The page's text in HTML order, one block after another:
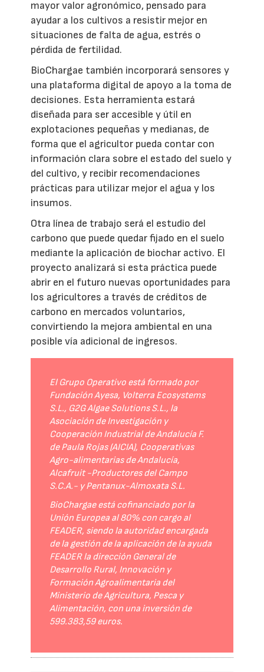
mayor valor agronómico, pensado para
ayudar a los cultivos a resistir mejor en
situaciones de falta de agua, estrés o
pérdida de fertilidad.
BioChargae también incorporará sensores y
una plataforma digital de apoyo a la toma de
decisiones. Esta herramienta estará
diseñada para ser accesible y útil en
explotaciones pequeñas y medianas, de
forma que el agricultor pueda contar con
información clara sobre el estado del suelo y
del cultivo, y recibir recomendaciones
prácticas para utilizar mejor el agua y los
insumos.
Otra línea de trabajo será el estudio del
carbono que puede quedar fijado en el suelo
mediante la aplicación de biochar activo. El
proyecto analizará si esta práctica puede
abrir en el futuro nuevas oportunidades para
los agricultores a través de créditos de
carbono en mercados voluntarios,
convirtiendo la mejora ambiental en una
posible vía adicional de ingresos.
El Grupo Operativo está formado por
Fundación Ayesa, Volterra Ecosystems
S.L., G2G Algae Solutions S.L., la
Asociación de Investigación y
Cooperación Industrial de Andalucía F.
de Paula Rojas (AICIA), Cooperativas
Agro-alimentarias de Andalucía,
Alcafruit -Productores del Campo
S.C.A.- y Pentanux-Almoxata S.L.
BioChargae está cofinanciado por la
Unión Europea al 80% con cargo al
FEADER, siendo la autoridad encargada
de la gestión de la aplicación de la ayuda
FEADER la dirección General de
Desarrollo Rural, Innovación y
Formación Agroalimentaria del
Ministerio de Agricultura, Pesca y
Alimentación, con una inversión de
599.383,59 euros.